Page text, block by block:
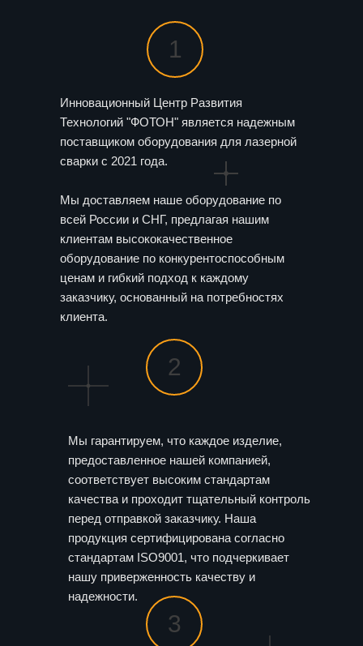
1
2
Инновационный Центр Развития
Технологий "ФОТОН" является надежным
поставщиком оборудования для лазерной
сварки с 2021 года.
Мы доставляем наше оборудование по
всей России и СНГ, предлагая нашим
клиентам высококачественное
оборудование по конкурентоспособным
ценам и гибкий подход к каждому
заказчику, основанный на потребностях
клиента.
Мы гарантируем, что каждое изделие,
предоставленное нашей компанией,
соответствует высоким стандартам
качества и проходит тщательный контроль
перед отправкой заказчику. Наша
продукция сертифицирована согласно
стандартам ISO9001, что подчеркивает
нашу приверженность качеству и
надежности.
3